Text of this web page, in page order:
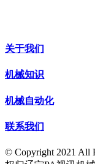
关于我们
机械知识
机械自动化
联系我们
© Copyright 2021 All